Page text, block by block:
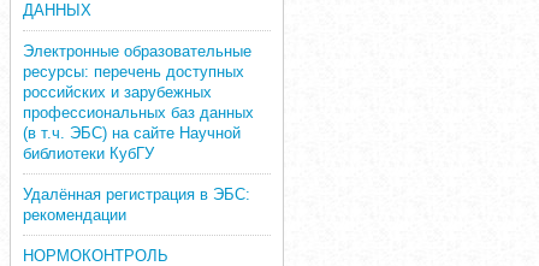
ДАННЫХ
Электронные образовательные
ресурсы: перечень доступных
российских и зарубежных
профессиональных баз данных
(в т.ч. ЭБС) на сайте Научной
библиотеки КубГУ
Удалённая регистрация в ЭБС:
рекомендации
НОРМОКОНТРОЛЬ